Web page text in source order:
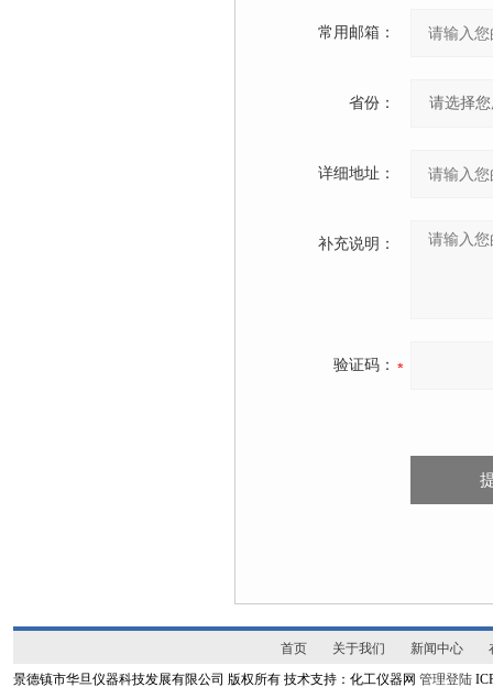
常用邮箱：
省份：
详细地址：
补充说明：
验证码：
首页 关于我们 新闻中心
景德镇市华旦仪器科技发展有限公司 版权所有 技术支持：化工仪器网 管理登陆